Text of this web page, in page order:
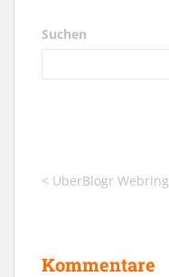
Suchen
< UberBlogr Webring
Kommentare